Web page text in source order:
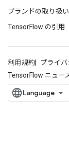
ブランドの取り扱
TensorFlow の引用
利用規約 プライバ
TensorFlow ニュー